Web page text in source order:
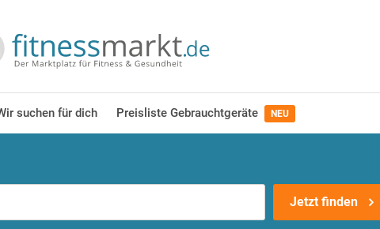
suchen für dich Preisliste Gebrauchtgeräte NEU
Jetzt finden